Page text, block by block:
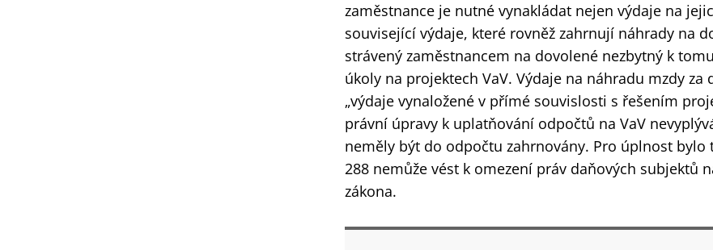
zaměstnance je nutné vynakládat nejen výdaje na
související výdaje, které rovněž zahrnují náhrady na
strávený zaměstnancem na dovolené nezbytný k
úkoly na projektech VaV. Výdaje na náhradu mzdy
„výdaje vynaložené v přímé souvislosti s řešením
právní úpravy k uplatňování odpočtů na VaV
neměly být do odpočtu zahrnovány. Pro úplnost bylo
288 nemůže vést k omezení práv daňových subjektů
zákona.